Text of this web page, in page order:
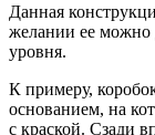
Данная
желании ее можно
уровня.
К примеру,
основанием, на
с краской. Сзади